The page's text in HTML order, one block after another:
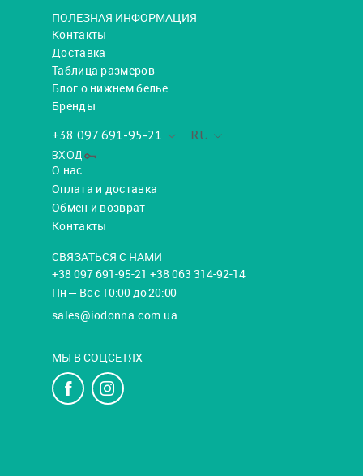
ПОЛЕЗНАЯ ИНФОРМАЦИЯ
Контакты
Доставка
Таблица размеров
Блог о нижнем белье
Бренды
RU
+38 097 691-95-21
ВХОД
О нас
Оплата и доставка
Обмен и возврат
Контакты
СВЯЗАТЬСЯ С НАМИ
+38 097 691-95-21 +38 063 314-92-14
Пн — Вс с 10:00 до 20:00
sales@iodonna.com.ua
МЫ В СОЦСЕТЯХ